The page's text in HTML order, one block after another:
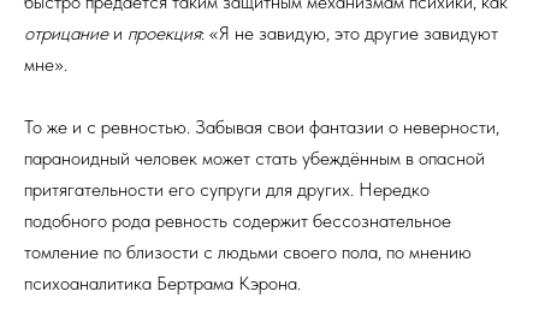
отрицание и проекция: «Я не завидую, это другие завидуют
мне».
То же и с ревностью. Забывая свои фантазии о неверности,
параноидный человек может стать убеждённым в опасной
притягательности его супруги для других. Нередко
подобного рода ревность содержит бессознательное
томление по близости с людьми своего пола, по мнению
психоаналитика Бертрама Кэрона.